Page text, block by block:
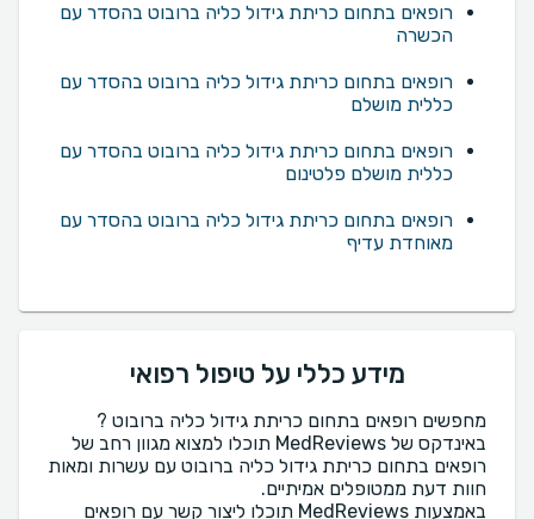
רופאים בתחום כריתת גידול כליה ברובוט בהסדר עם
הכשרה
רופאים בתחום כריתת גידול כליה ברובוט בהסדר עם
כללית מושלם
רופאים בתחום כריתת גידול כליה ברובוט בהסדר עם
כללית מושלם פלטינום
רופאים בתחום כריתת גידול כליה ברובוט בהסדר עם
מאוחדת עדיף
מידע כללי על טיפול רפואי
מחפשים רופאים בתחום כריתת גידול כליה ברובוט ?
באינדקס של MedReviews תוכלו למצוא מגוון רחב של
רופאים בתחום כריתת גידול כליה ברובוט עם עשרות ומאות
באמצעות MedReviews תוכלו ליצור קשר עם רופאים